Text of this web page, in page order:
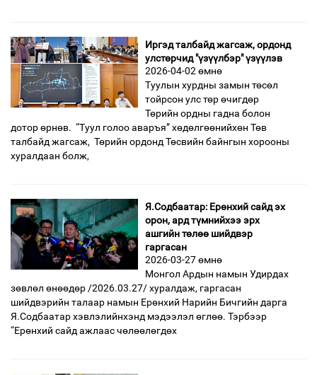
Иргэд талбайд жагсаж, ордонд
улстөрчид "үзүүлбэр" үзүүлэв
2026-04-02 өмнө
Туулын хурдны замын төсөл
тойрсон улс төр өчигдөр
Төрийн ордны гадна болон
дотор өрнөв. “Туул голоо аваръя” хөдөлгөөнийхөн Төв
талбайд жагсаж, Төрийн ордонд Төсвийн байнгын хорооны
хуралдаан болж,
Я.Содбаатар: Ерөнхий сайд эх
орон, ард түмнийхээ эрх
ашгийн төлөө шийдвэр
гаргасан
2026-03-27 өмнө
Монгол Ардын намын Удирдах
зөвлөл өнөөдөр /2026.03.27/ хуралдаж, гаргасан
шийдвэрийн талаар намын Ерөнхий Нарийн Бичгийн дарга
Я.Содбаатар хэвлэлийнхэнд мэдээлэл өглөө. Тэрбээр
“Ерөнхий сайд ажлаас чөлөөлөгдөх